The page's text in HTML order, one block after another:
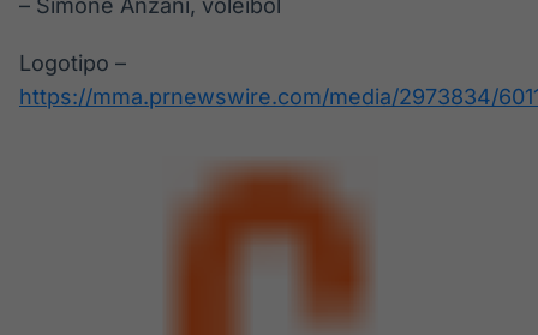
Logotipo –
https://mma.prnewswire.com/media/2973834/